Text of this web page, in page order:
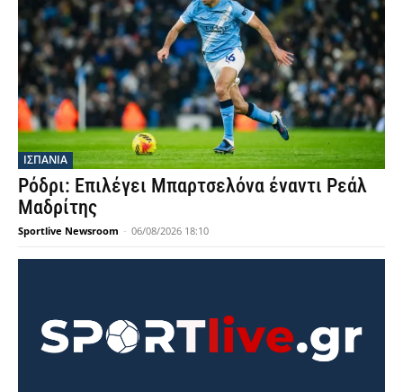
ΙΣΠΑΝΙΑ
Ρόδρι: Επιλέγει Μπαρτσελόνα έναντι Ρεάλ
Μαδρίτης
Sportlive Newsroom - 06/08/2026 18:10